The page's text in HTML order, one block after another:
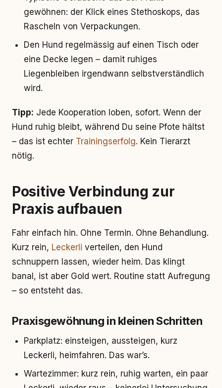
gewöhnen: der Klick eines Stethoskops, das
Rascheln von Verpackungen.
Den Hund regelmässig auf einen Tisch oder
eine Decke legen – damit ruhiges
Liegenbleiben irgendwann selbstverständlich
wird.
Tipp: Jede Kooperation loben, sofort. Wenn der
Hund ruhig bleibt, während Du seine Pfote hältst
– das ist echter Trainingserfolg. Kein Tierarzt
nötig.
Positive Verbindung zur
Praxis aufbauen
Fahr einfach hin. Ohne Termin. Ohne Behandlung.
Kurz rein, Leckerli verteilen, den Hund
schnuppern lassen, wieder heim. Das klingt
banal, ist aber Gold wert. Routine statt Aufregung
– so entsteht das.
Praxisgewöhnung in kleinen Schritten
Parkplatz: einsteigen, aussteigen, kurz
Leckerli, heimfahren. Das war’s.
Wartezimmer: kurz rein, ruhig warten, ein paar